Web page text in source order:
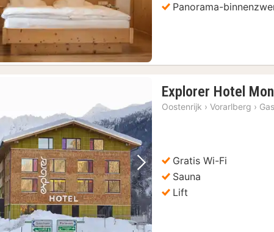
Panorama-
Vorige foto Volgende foto
Explorer Hotel
Oostenrijk › Vorarlberg ›
Gratis Wi-Fi
Sauna
Lift